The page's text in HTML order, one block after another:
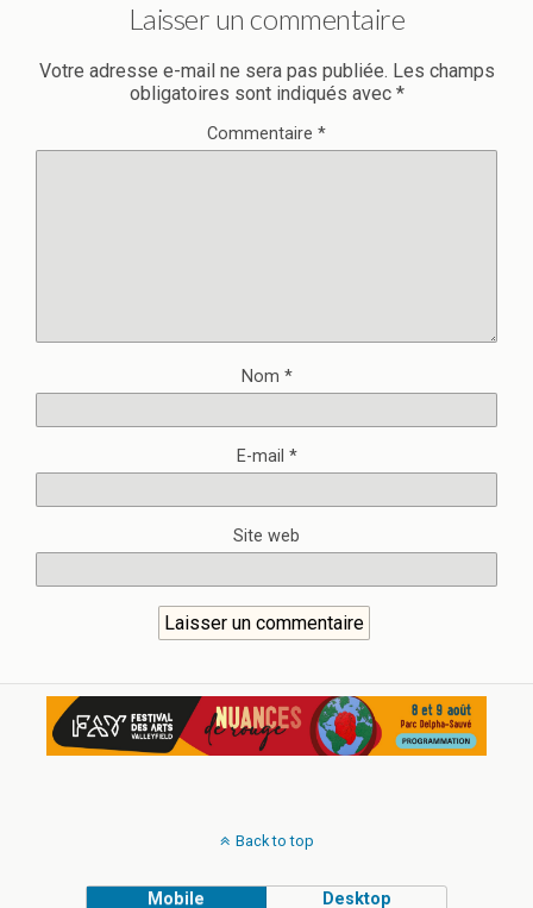
Laisser un commentaire
Votre adresse e-mail ne sera pas publiée. Les champs
obligatoires sont indiqués avec *
Commentaire *
Nom *
E-mail *
Site web
Back to top
Mobile Desktop